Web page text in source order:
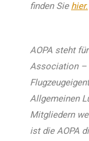
finden Sie hier.
AOPA steht
Association –
Allgemeinen
Mitgliedern
ist die AOPA